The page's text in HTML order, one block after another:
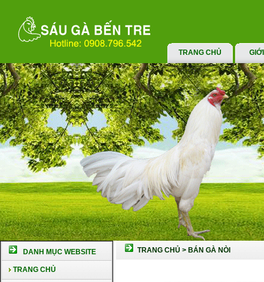
TRANG CHỦ
DANH MỤC WEBSITE
TRANG CHỦ
TRANG CHỦ > BÁN GÀ NÒI